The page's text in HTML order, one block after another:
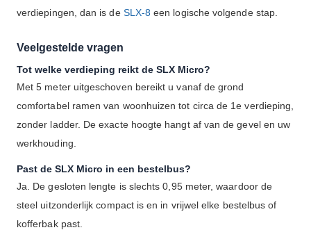
verdiepingen, dan is de SLX-8 een logische volgende stap.
Veelgestelde vragen
Tot welke verdieping reikt de SLX Micro?
Met 5 meter uitgeschoven bereikt u vanaf de grond
comfortabel ramen van woonhuizen tot circa de 1e verdieping,
zonder ladder. De exacte hoogte hangt af van de gevel en uw
werkhouding.
Past de SLX Micro in een bestelbus?
Ja. De gesloten lengte is slechts 0,95 meter, waardoor de
steel uitzonderlijk compact is en in vrijwel elke bestelbus of
kofferbak past.